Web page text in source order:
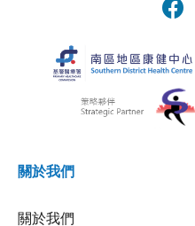
關於我們
關於我們